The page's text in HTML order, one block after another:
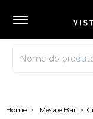
Mesa e Bar